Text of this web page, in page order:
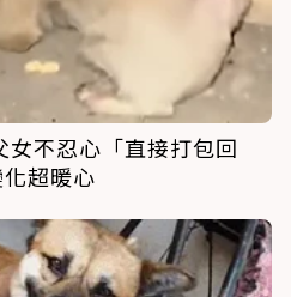
不忍心「直接打包回
超暖心